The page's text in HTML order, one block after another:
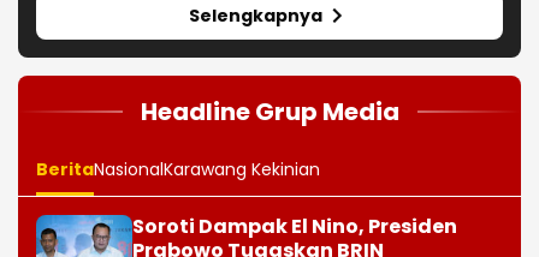
Selengkapnya
Headline Grup Media
BeritaNasionalKarawang Kekinian
Soroti Dampak El Nino, Presiden
Prabowo Tugaskan BRIN